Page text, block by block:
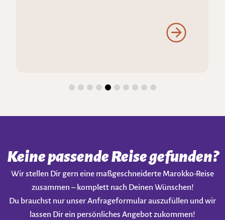
Keine passende Reise gefunden?
Wir stellen Dir gern eine maßgeschneiderte Marokko-Reise
zusammen – komplett nach Deinen Wünschen!
Du brauchst nur unser Anfrageformular auszufüllen und wir
lassen Dir ein persönliches Angebot zukommen!